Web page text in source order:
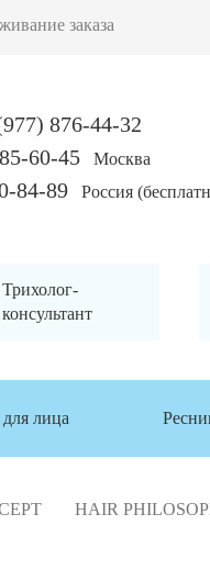
заказа
876-44-32
60-45
Москва
84-89 Россия
Трихолог-
консультант
лица
HAIR PHILOSOPHY